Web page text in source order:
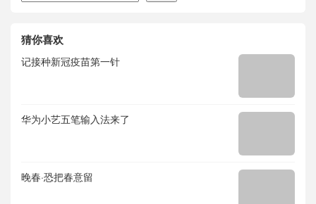
猜你喜欢
记接种新冠疫苗第一针
华为小艺五笔输入法来了
晚春·恐把春意留